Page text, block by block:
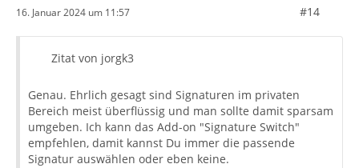
16. Januar 2024 um 11:57 #14
Zitat von jorgk3
Genau. Ehrlich gesagt sind Signaturen im privaten
Bereich meist überflüssig und man sollte damit sparsam
umgeben. Ich kann das Add-on "Signature Switch"
empfehlen, damit kannst Du immer die passende
Signatur auswählen oder eben keine.